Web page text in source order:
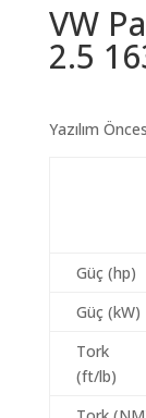
VW
2.5
Yazılım
Güç (hp)
Güç (kW)
Tork
(ft/lb)